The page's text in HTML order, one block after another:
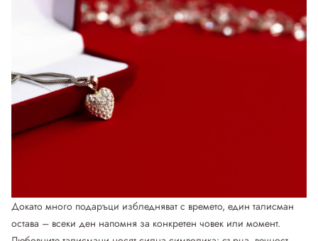
Докато много подаръци избледняват с времето, един талисман
остава – всеки ден напомня за конкретен човек или момент.